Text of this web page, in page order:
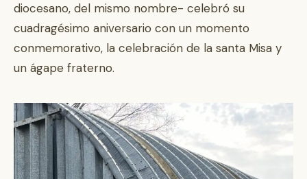
diocesano, del mismo nombre- celebró su
cuadragésimo aniversario con un momento
conmemorativo, la celebración de la santa Misa y
un ágape fraterno.